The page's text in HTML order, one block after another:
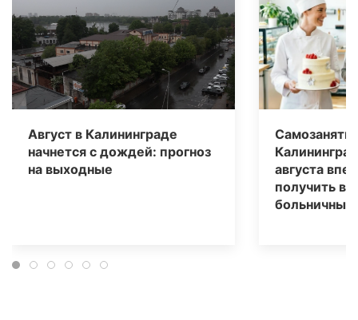
Август в Калининграде
начнется с дождей: прогноз
на выходные
августа
получить
больничным